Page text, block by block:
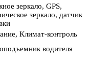
зеркало, GPS,
зеркало, датчик
Климат-контроль
водителя